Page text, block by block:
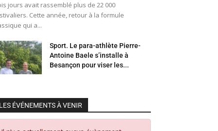
jours avait rassemblé plus de 22 000
Cette année, retour à la formule
qui a...
Sport. Le para-athlète Pierre-
Antoine Baele s’installe à
Besançon pour viser les...
LES ÉVÉNEMENTS À VENIR